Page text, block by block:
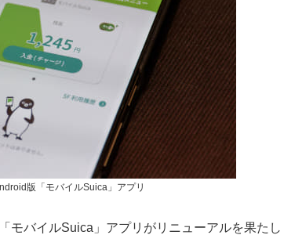
版「モバイルSuica」アプリ
モバイルSuica」アプリがリニューアルを果たし